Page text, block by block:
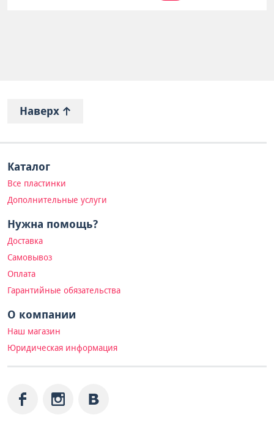
Наверх
Каталог
Все пластинки
Дополнительные услуги
Нужна помощь?
Доставка
Самовывоз
Оплата
Гарантийные обязательства
О компании
Наш магазин
Юридическая информация